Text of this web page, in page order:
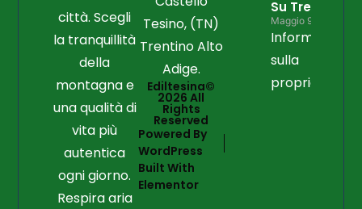
città. Scegli
la tranquillità
della
montagna e
una qualità di
vita più
autentica
ogni giorno.
Respira aria
Tesino, (TN)
Trentino Alto
Adige.
Ediltesina©
2026 All
Rights
Reserved
Powered By
WordPress
Built With
Elementor
Su Tre Lati
Maggio 9, 2026
Informazioni
sulla
proprietà